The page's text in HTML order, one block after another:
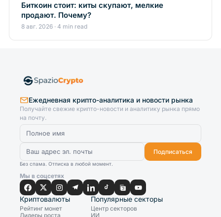
Биткоин стоит: киты скупают, мелкие
продают. Почему?
8 авг. 2026 · 4 min read
Ежедневная крипто-аналитика и новости рынка
Получайте свежие крипто-новости и аналитику рынка прямо
на почту.
Подписаться
Без спама. Отписка в любой момент.
Мы в соцсетях
Криптовалюты
Рейтинг монет
Лидеры роста
Популярные секторы
Центр секторов
ИИ